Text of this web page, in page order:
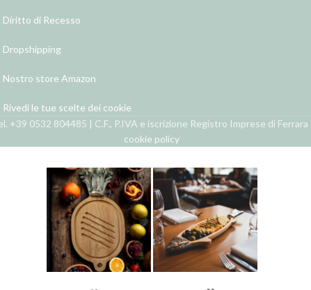
Diritto di Recesso
Dropshipping
Nostro store Amazon
Rivedi le tue scelte dei cookie
0532 804485 | C.F., P.IVA e iscrizione Registro Imprese di
cookie policy